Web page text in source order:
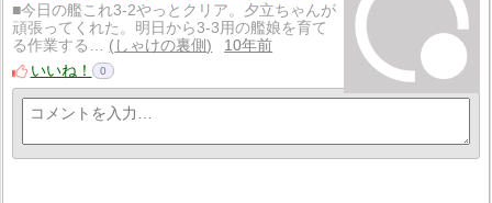
■今日の艦これ3-2やっとクリア。夕立ちゃんが
頑張ってくれた。明日から3-3用の艦娘を育て
る作業する…
しゃけの裏側
10年前
いいね！
0